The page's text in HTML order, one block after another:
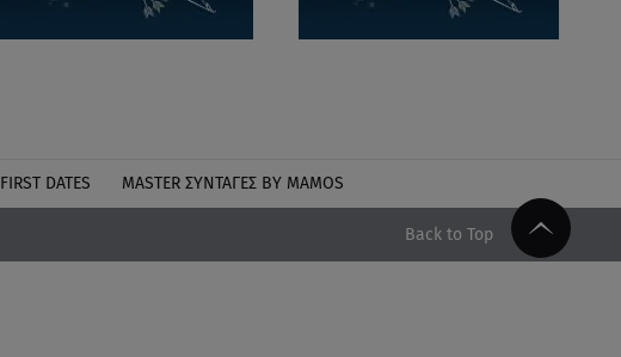
FIRST DATES MASTER ΣΥΝΤΑΓΈΣ BY MAMOS
Back to Top